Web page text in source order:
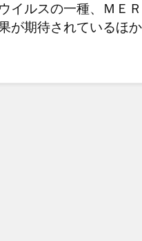
イルスの一種、ＭＥ
が期待されているほ